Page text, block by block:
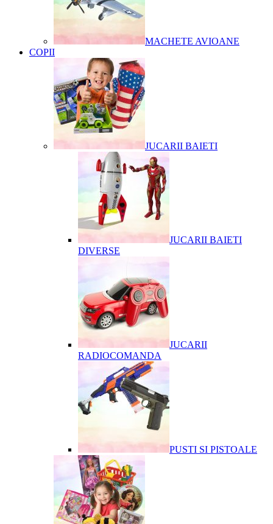
MACHETE AVIOANE
COPII
JUCARII BAIETI
JUCARII BAIETI
DIVERSE
JUCARII
RADIOCOMANDA
PUSTI SI PISTOALE